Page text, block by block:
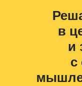
в
и
с